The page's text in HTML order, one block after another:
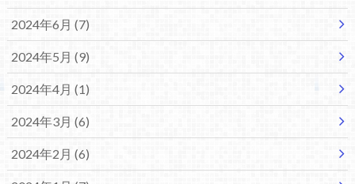
2024年6月 (7)
2024年5月 (9)
2024年4月 (1)
2024年3月 (6)
2024年2月 (6)